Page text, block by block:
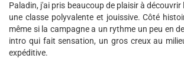
Paladin, j'ai pris beaucoup de plaisir à découvrir
une classe polyvalente et jouissive. Côté
même si la campagne a un rythme un peu en
intro qui fait sensation, un gros creux au
expéditive.